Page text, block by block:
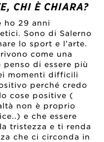
CHI È CHIARA?
ho 29 anni
Sono di Salerno
lo sport e l’arte.
come una
penso di essere più
momenti difficili
perché credo
cose positive (
non è proprio
e che essere
tristezza e ti renda
che ci circonda in